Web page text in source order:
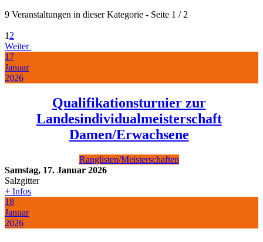
9 Veranstaltungen in dieser Kategorie - Seite 1 / 2
1 2
Weiter
17
Januar
2026
Qualifikationsturnier zur
Landesindividualmeisterschaft
Damen/Erwachsene
Ranglisten/Meisterschaften
Samstag, 17. Januar 2026
Salzgitter
+ Infos
18
Januar
2026